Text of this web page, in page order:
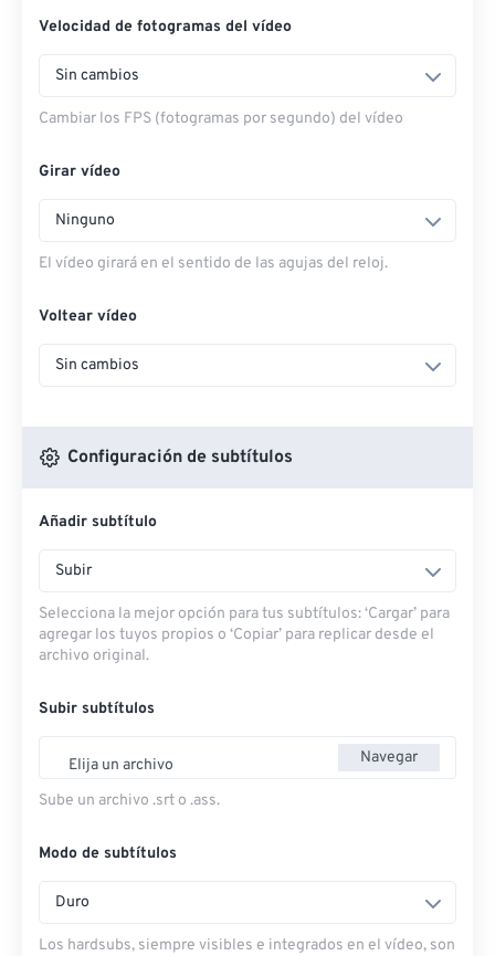
Velocidad de fotogramas del vídeo
Sin cambios
Cambiar los FPS (fotogramas por segundo) del vídeo
Girar vídeo
Ninguno
El vídeo girará en el sentido de las agujas del reloj.
Voltear vídeo
Sin cambios
Configuración de subtítulos
Añadir subtítulo
Subir
Selecciona la mejor opción para tus subtítulos: ‘Cargar’ para
agregar los tuyos propios o ‘Copiar’ para replicar desde el
archivo original.
Subir subtítulos
Elija un archivo Navegar
Sube un archivo .srt o .ass.
Modo de subtítulos
Duro
Los hardsubs, siempre visibles e integrados en el vídeo, son